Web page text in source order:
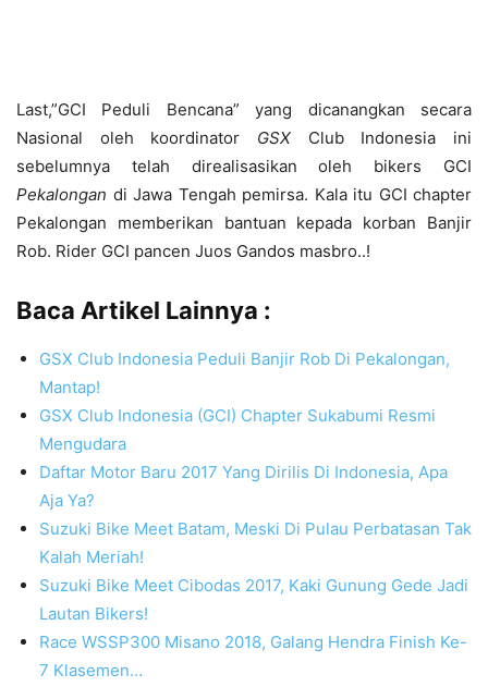
Last,”GCI Peduli Bencana” yang dicanangkan secara
Nasional oleh koordinator GSX Club Indonesia ini
sebelumnya telah direalisasikan oleh bikers GCI
Pekalongan di Jawa Tengah pemirsa. Kala itu GCI chapter
Pekalongan memberikan bantuan kepada korban Banjir
Rob. Rider GCI pancen Juos Gandos masbro..!
Baca Artikel Lainnya :
GSX Club Indonesia Peduli Banjir Rob Di Pekalongan,
Mantap!
GSX Club Indonesia (GCI) Chapter Sukabumi Resmi
Mengudara
Daftar Motor Baru 2017 Yang Dirilis Di Indonesia, Apa
Aja Ya?
Suzuki Bike Meet Batam, Meski Di Pulau Perbatasan Tak
Kalah Meriah!
Suzuki Bike Meet Cibodas 2017, Kaki Gunung Gede Jadi
Lautan Bikers!
Race WSSP300 Misano 2018, Galang Hendra Finish Ke-
7 Klasemen…